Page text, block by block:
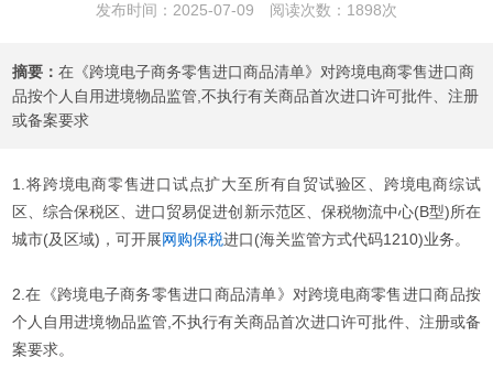
发布时间：2025-07-09 阅读次数：1898次
摘要：在《跨境电子商务零售进口商品清单》对跨境电商零售进口商
品按个人自用进境物品监管,不执行有关商品首次进口许可批件、注册
或备案要求
1.将跨境电商零售进口试点扩大至所有自贸试验区、跨境电商综试
区、综合保税区、进口贸易促进创新示范区、保税物流中心(B型)所在
城市(及区域)，可开展网购保税进口(海关监管方式代码1210)业务。
2.在《跨境电子商务零售进口商品清单》对跨境电商零售进口商品按
个人自用进境物品监管,不执行有关商品首次进口许可批件、注册或备
案要求。